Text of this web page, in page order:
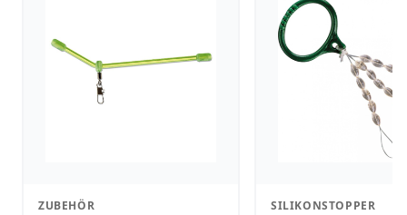
ZUBEHÖR SILIKONSTOPPER